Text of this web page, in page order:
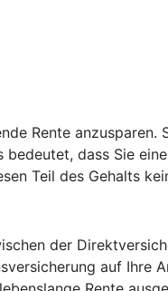
Rente
dass Sie
Teil des Gehalts
der
auf Ihre